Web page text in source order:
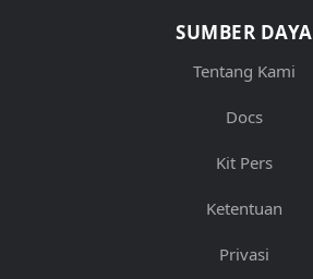
SUMBER DAYA
Tentang Kami
Docs
Kit Pers
Ketentuan
Privasi